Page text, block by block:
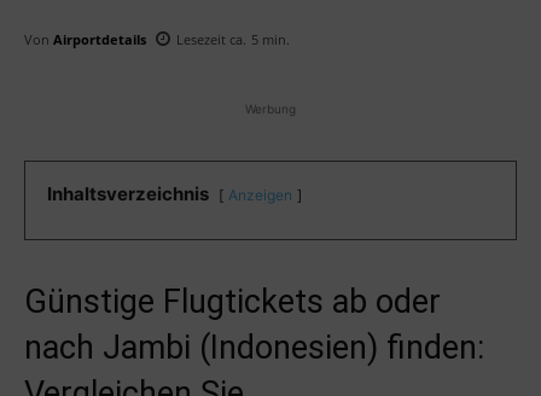
Von Airportdetails Lesezeit ca. 5 min.
Werbung
Inhaltsverzeichnis Anzeigen
Günstige Flugtickets ab oder
nach Jambi (Indonesien) finden: